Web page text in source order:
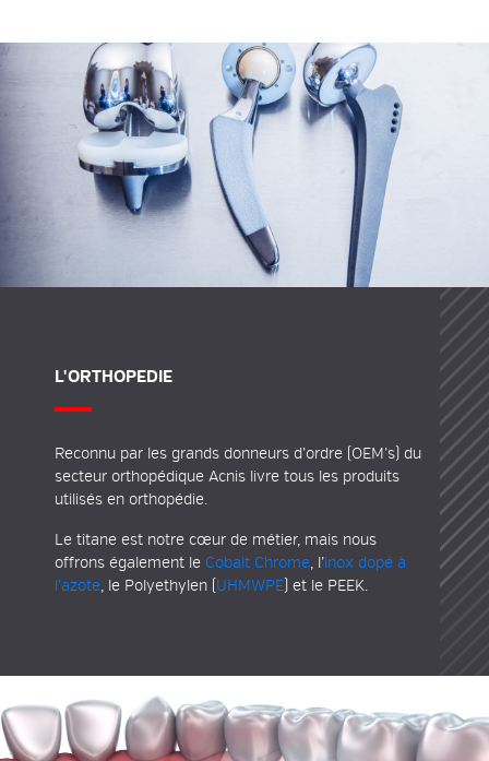
L'ORTHOPEDIE
Reconnu par les grands donneurs d’ordre (OEM’s) du
secteur orthopédique Acnis livre tous les produits
utilisés en orthopédie.
Le titane est notre cœur de métier, mais nous
offrons également le Cobalt Chrome, l’inox dopé à
l’azote, le Polyethylen (UHMWPE ) et le PEEK.